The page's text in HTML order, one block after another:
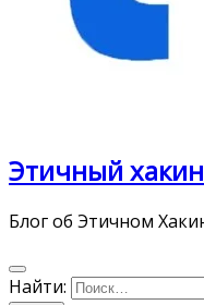
Этичный
Блог об Этичном
Найти: